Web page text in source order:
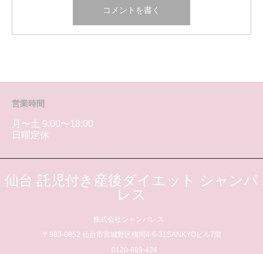
営業時間
月〜土 9:00〜18:00
日曜定休
仙台 託児付き産後ダイエット シャンパ
レス
株式会社シャンパレス
〒983-0852 仙台市宮城野区榴岡4-6-31SANKYOビル7階
0120-989-424